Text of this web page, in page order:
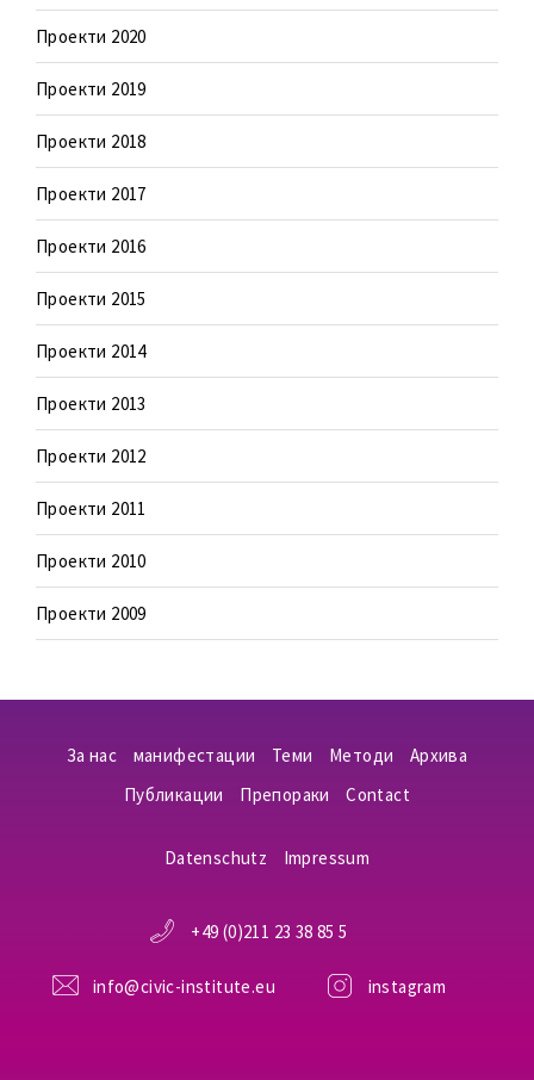
Проекти 2020
Проекти 2019
Проекти 2018
Проекти 2017
Проекти 2016
Проекти 2015
Проекти 2014
Проекти 2013
Проекти 2012
Проекти 2011
Проекти 2010
Проекти 2009
За нас манифестации Теми Методи
Aрхива
Публикации
Препораки Contact
Datenschutz Impressum
+49 (0)211 23 38 85 5
info@civic-institute.eu instagram